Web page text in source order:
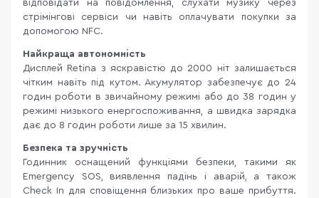
відповідати на повідомлення, слухати музику через
стрімінгові сервіси чи навіть оплачувати покупки за
допомогою NFC.
Найкраща автономність
Дисплей Retina з яскравістю до 2000 ніт залишається
чітким навіть під кутом. Акумулятор забезпечує до 24
годин роботи в звичайному режимі або до 38 годин у
режимі низького енергоспоживання, а швидка зарядка
дає до 8 годин роботи лише за 15 хвилин.
Безпека та зручність
Годинник оснащений функціями безпеки, такими як
Emergency SOS, виявлення падінь і аварій, а також
Check In для сповіщення близьких про ваше прибуття.